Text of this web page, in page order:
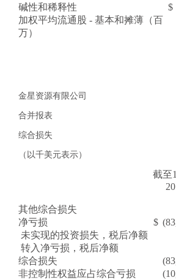
碱性和稀释性
$
加权平均流通股 - 基本和摊薄（百
万）
金星资源有限公司
合并报表
综合损失
（以千美元表示）
截至
其他综合损失
净亏损
$
未实现的投资损失，税后净额
转入净亏损，税后净额
综合损失
非控制性权益应占综合亏损